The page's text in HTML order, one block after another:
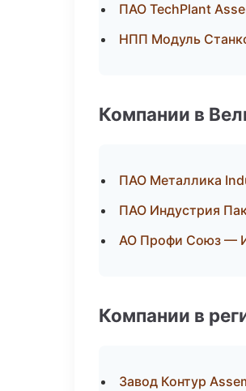
ПАО TechPlant
НПП Модуль
Компании в
ПАО Металлика
ПАО Индустрия
АО Профи Союз —
Компании в
Завод Контур